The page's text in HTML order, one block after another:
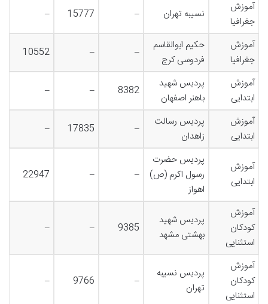
آموزش
جغرافیا
نسیبه تهران –
15777
–
آموزش
جغرافیا
حکیم ابوالقاسم
فردوسی کرج
–
–
10552
آموزش
ابتدایی
پردیس شهید
باهنر اصفهان
8382
–
–
آموزش
ابتدایی
پردیس رسالت
زاهدان
–
17835
–
آموزش
ابتدایی
پردیس حضرت
رسول اکرم (ص)
اهواز
–
–
22947
آموزش
کودکان
استثنایی
پردیس شهید
بهشتی مشهد
9385
–
–
آموزش
کودکان
استثنایی
پردیس نسیبه
تهران
–
9766
–